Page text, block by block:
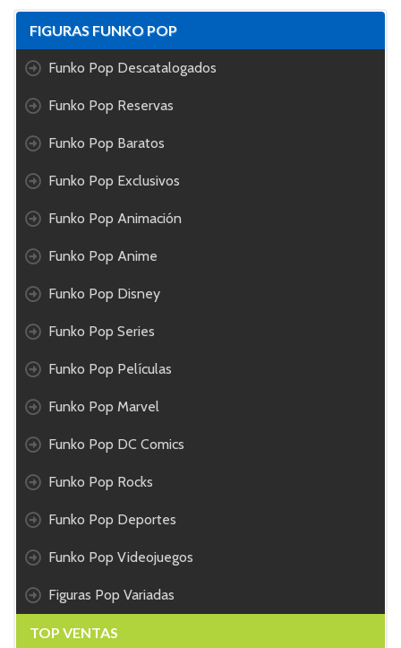
FIGURAS FUNKO POP
Funko Pop Descatalogados
Funko Pop Reservas
Funko Pop Baratos
Funko Pop Exclusivos
Funko Pop Animación
Funko Pop Anime
Funko Pop Disney
Funko Pop Series
Funko Pop Películas
Funko Pop Marvel
Funko Pop DC Comics
Funko Pop Rocks
Funko Pop Deportes
Funko Pop Videojuegos
Figuras Pop Variadas
TOP VENTAS